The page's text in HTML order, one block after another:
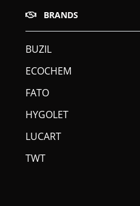
BRANDS
BUZIL
ECOCHEM
FATO
HYGOLET
LUCART
TWT